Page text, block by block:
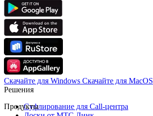
Скачайте для Windows Cкачайте для MacOS
Решения
Суфлирование для Call‑центра
Продукты